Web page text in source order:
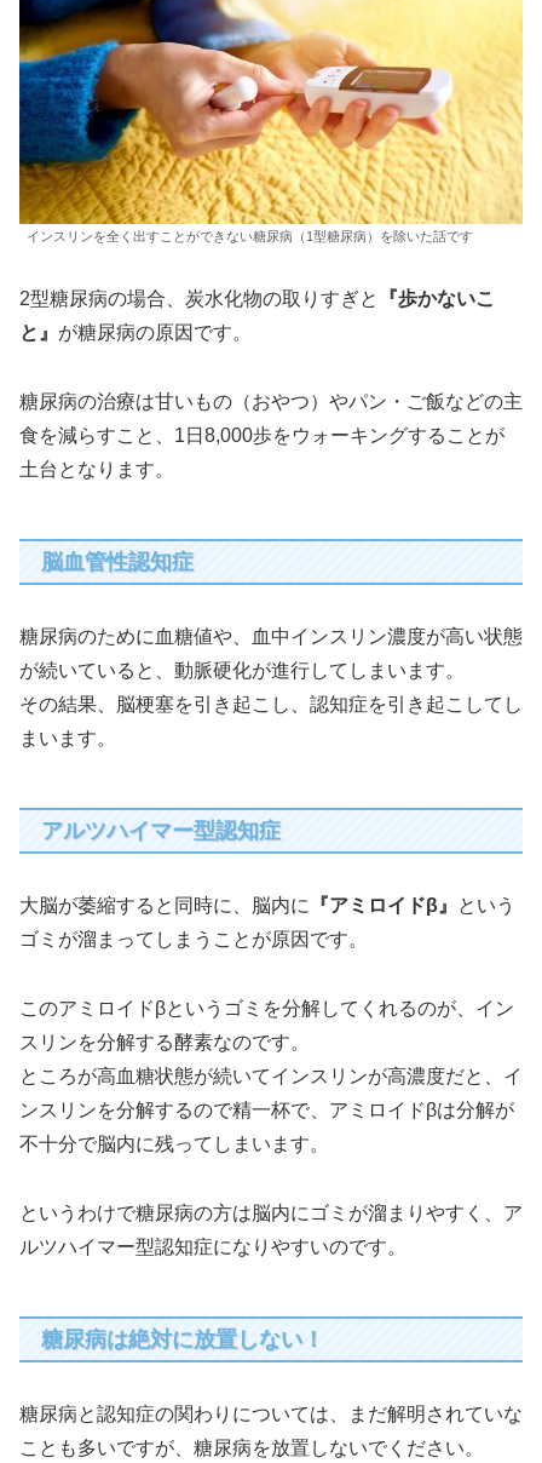
インスリンを全く出すことができない糖尿病（1型糖尿病）を除いた話です
2型糖尿病の場合、炭水化物の取りすぎと
『歩かないこ
と』 が糖尿病の原因です。
糖尿病の治療は甘いもの（おやつ）やパン・ご飯などの主
食を減らすこと、1日8,000歩をウォーキングすることが
土台となります。
脳血管性認知症
糖尿病のために血糖値や、血中インスリン濃度が高い状態
が続いていると、動脈硬化が進行してしまいます。
その結果、脳梗塞を引き起こし、認知症を引き起こしてし
まいます。
アルツハイマー型認知症
大脳が萎縮すると同時に、脳内に 『アミロイドβ』
という
ゴミが溜まってしまうことが原因です。
このアミロイドβというゴミを分解してくれるのが、イン
スリンを分解する酵素なのです。
ところが高血糖状態が続いてインスリンが高濃度だと、イ
ンスリンを分解するので精一杯で、アミロイドβは分解が
不十分で脳内に残ってしまいます。
というわけで糖尿病の方は脳内にゴミが溜まりやすく、ア
ルツハイマー型認知症になりやすいのです。
糖尿病は絶対に放置しない！
糖尿病と認知症の関わりについては、まだ解明されていな
ことも多いですが、糖尿病を放置しないでください。